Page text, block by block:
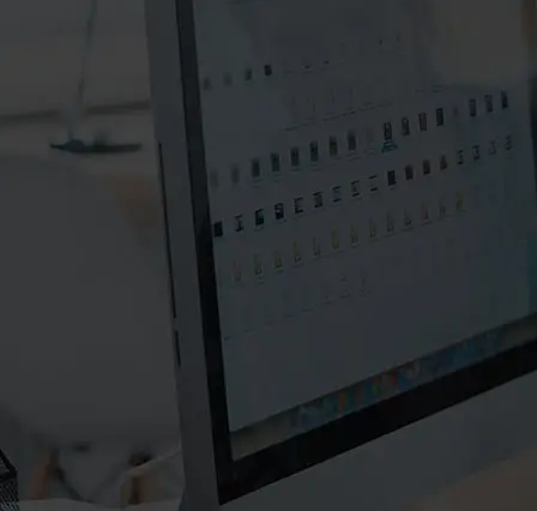
info@manifunds.com
mani.funds